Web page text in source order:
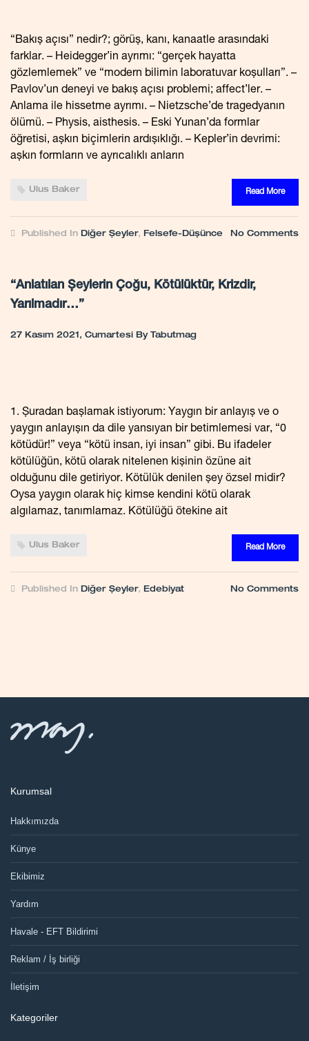
“Bakış açısı” nedir?; görüş, kanı, kanaatle arasındaki
farklar. – Heidegger’in ayrımı: “gerçek hayatta
gözlemlemek” ve “modern bilimin laboratuvar koşulları”. –
Pavlov’un deneyi ve bakış açısı problemi; affect’ler. –
Anlama ile hissetme ayrımı. – Nietzsche’de tragedyanın
ölümü. – Physis, aisthesis. – Eski Yunan’da formlar
öğretisi, aşkın biçimlerin ardışıklığı. – Kepler’in devrimi:
aşkın formların ve ayrıcalıklı anların
Ulus Baker Read More
Published In Diğer Şeyler, Felsefe-Düşünce No Comments
“Anlatılan Şeylerin Çoğu, Kötülüktür, Krizdir,
Yarılmadır…”
27 Kasım 2021, Cumartesi By Tabutmag
1. Şuradan başlamak istiyorum: Yaygın bir anlayış ve o
yaygın anlayışın da dile yansıyan bir betimlemesi var, “0
kötüdür!” veya “kötü insan, iyi insan” gibi. Bu ifadeler
kötülüğün, kötü olarak nitelenen kişinin özüne ait
olduğunu dile getiriyor. Kötülük denilen şey özsel midir?
Oysa yaygın olarak hiç kimse kendini kötü olarak
algılamaz, tanımlamaz. Kötülüğü ötekine ait
Ulus Baker Read More
Published In Diğer Şeyler, Edebiyat No Comments
Kurumsal
Hakkımızda
Künye
Ekibimiz
Yardım
Havale - EFT Bildirimi
Reklam / İş birliği
İletişim
Kategoriler